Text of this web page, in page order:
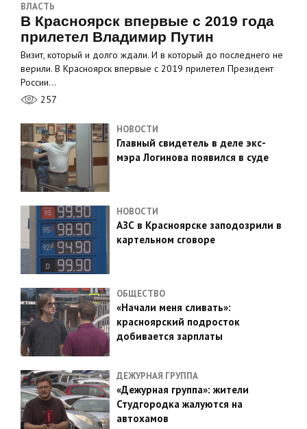
ВЛАСТЬ
В Красноярск впервые с 2019 года
прилетел Владимир Путин
Визит, который и долго ждали. И в который до последнего не
верили. В Красноярск впервые с 2019 прилетел Президент
России…
257
НОВОСТИ
Главный свидетель в деле экс-
мэра Логинова появился в суде
НОВОСТИ
АЗС в Красноярске заподозрили в
картельном сговоре
ОБЩЕСТВО
«Начали меня сливать»:
красноярский подросток
добивается зарплаты
ДЕЖУРНАЯ ГРУППА
«Дежурная группа»: жители
Студгородка жалуются на
автохамов